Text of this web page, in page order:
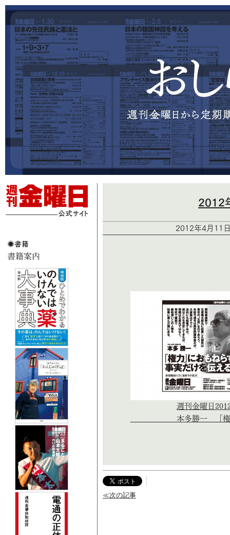
2012
2012年4月11
週刊金曜日
本多勝一 「権力」に
≪次の記事